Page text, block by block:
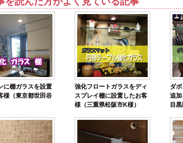
に棚ガラスを設置
様（東京都世田谷
強化フロートガラスをディ
スプレイ棚に設置したお客
様（三重県松阪市K様）
ダ
追
目黒